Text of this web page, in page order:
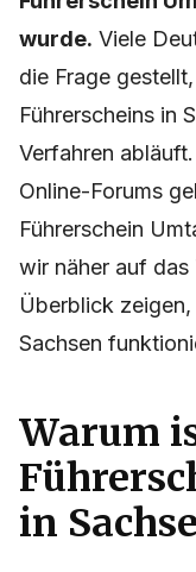
wurde. Viele
die Frage
Führerscheins in
Verfahren
Online-Forums
Führerschein
wir näher auf das
Überblick
Sachsen
Warum
in